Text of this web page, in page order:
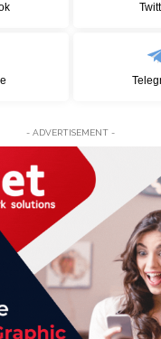
- ADVERTISEMENT -